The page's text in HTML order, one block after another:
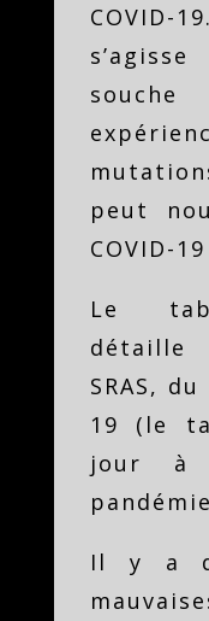
COVID-
peut
COVID-
Le
détaille
SRAS,
19 (le
jour à
Il y a